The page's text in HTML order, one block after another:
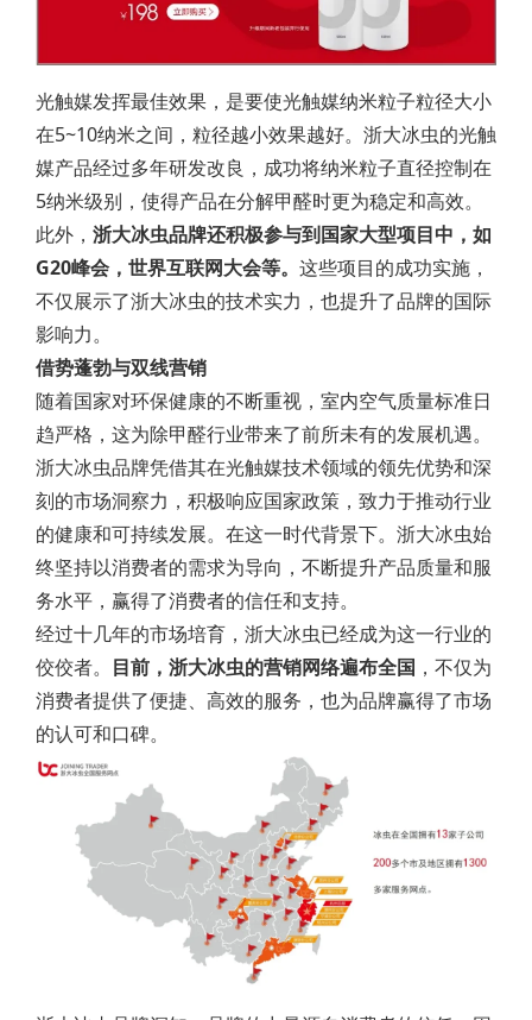
光触媒发挥最佳效果，是要使光触媒纳米粒子粒径大小
在5~10纳米之间，粒径越小效果越好。浙大冰虫的光触
媒产品经过多年研发改良，成功将纳米粒子直径控制在
5纳米级别，使得产品在分解甲醛时更为稳定和高效。
此外， 浙大冰虫品牌还积极参与到国家大型项目中，如
G20峰会，世界互联网大会等。 这些项目的成功实施，
不仅展示了浙大冰虫的技术实力，也提升了品牌的国际
影响力。
借势蓬勃与双线营销
随着国家对环保健康的不断重视，室内空气质量标准日
趋严格，这为除甲醛行业带来了前所未有的发展机遇。
浙大冰虫品牌凭借其在光触媒技术领域的领先优势和深
刻的市场洞察力，积极响应国家政策，致力于推动行业
的健康和可持续发展。在这一时代背景下。浙大冰虫始
终坚持以消费者的需求为导向，不断提升产品质量和服
务水平，赢得了消费者的信任和支持。
经过十几年的市场培育，浙大冰虫已经成为这一行业的
佼佼者。 目前，浙大冰虫的营销网络遍布全国 ，不仅为
消费者提供了便捷、高效的服务，也为品牌赢得了市场
的认可和口碑。